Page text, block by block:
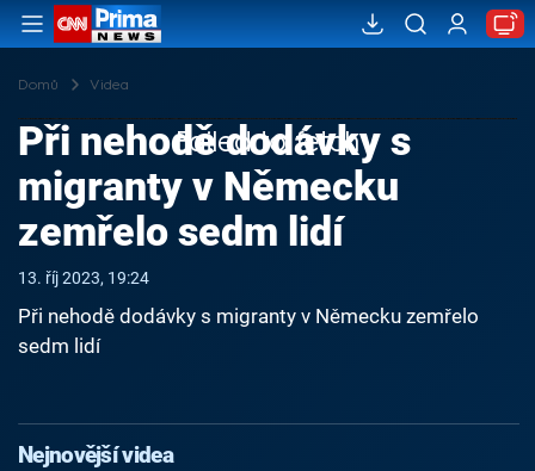
Domů Videa
Failed to fetch
Při nehodě dodávky s
migranty v Německu
zemřelo sedm lidí
13. říj 2023, 19:24
Při nehodě dodávky s migranty v Německu zemřelo
sedm lidí
Nejnovější videa